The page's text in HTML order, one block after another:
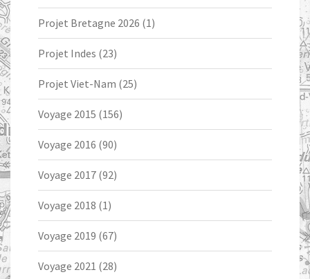
Projet Bretagne 2026 (1)
Projet Indes (23)
Projet Viet-Nam (25)
Voyage 2015 (156)
Voyage 2016 (90)
Voyage 2017 (92)
Voyage 2018 (1)
Voyage 2019 (67)
Voyage 2021 (28)